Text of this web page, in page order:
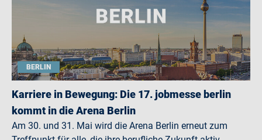
BERLIN
Karriere in Bewegung: Die 17. jobmesse berlin
kommt in die Arena Berlin
Am 30. und 31. Mai wird die Arena Berlin erneut zum